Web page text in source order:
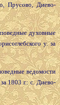
Прусово, Диево-
духовные
у. за
ведомости
1803 г.: с. Диево-